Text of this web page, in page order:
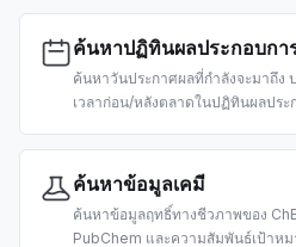
ค้นหาปฏิทินผลประกอบกา
ค้นหาวันประกาศผลที่กำลังจะมาถึง
เวลาก่อน/หลังตลาดในปฏิทินผลประ
ค้นหาข้อมูลเคมี
ค้นหาข้อมูลฤทธิ์ทางชีวภาพของ
PubChem และความสัมพันธ์เป้าห